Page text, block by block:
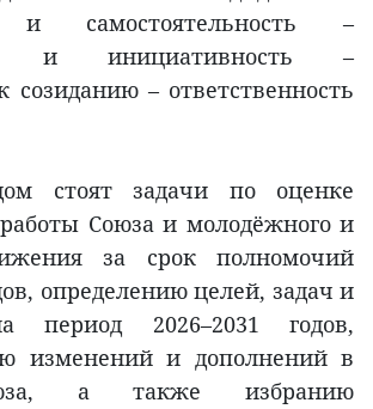
и самостоятельность –
и инициативность –
созиданию – ответственность
стоят задачи по оценке
работы Союза и молодёжного и
за срок полномочий
определению целей, задач и
период 2026–2031 годов,
изменений и дополнений в
а также избранию